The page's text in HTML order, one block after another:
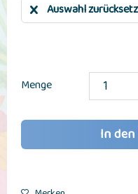
Auswahl
Menge
In den